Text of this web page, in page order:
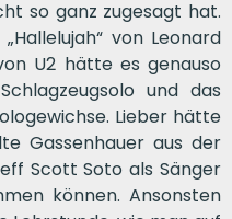
so ganz zugesagt hat.
von Leonard
U2 hätte es genauso
und das
Lieber hätte
Gassenhauer aus der
Scott Soto als Sänger
können. Ansonsten